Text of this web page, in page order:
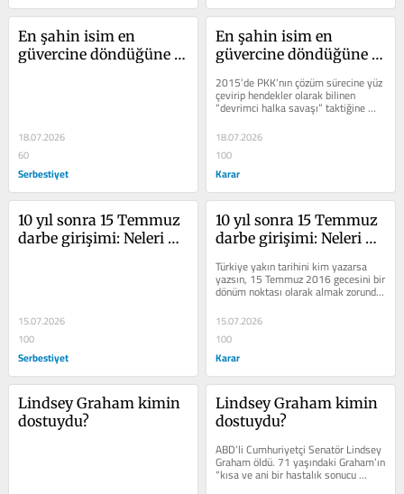
En şahin isim en
güvercine döndüğüne
18.07.2026
60
Serbestiyet
En şahin isim en
güvercine döndüğüne
2015’de PKK’nın çözüm sürecine yüz
çevirip hendekler olarak bilinen
“devrimci halka savaşı” taktiğine
dönmesinin arkasındaki...
18.07.2026
100
Karar
10 yıl sonra 15 Temmuz
darbe girişimi: Neleri
15.07.2026
100
Serbestiyet
10 yıl sonra 15 Temmuz
darbe girişimi: Neleri
bilmiyoruz?
Türkiye yakın tarihini kim yazarsa
yazsın, 15 Temmuz 2016 gecesini bir
dönüm noktası olarak almak zorunda.
15.07.2026
100
Karar
Lindsey Graham kimin
dostuydu?
Lindsey Graham kimin
dostuydu?
ABD’li Cumhuriyetçi Senatör Lindsey
Graham öldü. 71 yaşındaki Graham’ın
“kısa ve ani bir hastalık sonucu